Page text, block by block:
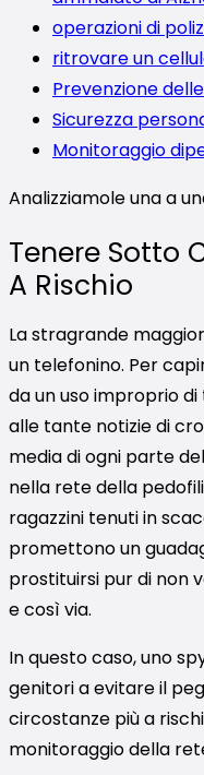
operazioni di
ritrovare un
Prevenzione
Sicurezza
Monitoraggio
Analizziamole una a
Tenere Sotto
A Rischio
La stragrande
un telefonino. Per
da un uso improprio
alle tante notizie di
media di ogni parte
nella rete della
ragazzini tenuti in
promettono un
prostituirsi pur di non
e così via.
In questo caso, uno
genitori a evitare il
circostanze più a
monitoraggio della